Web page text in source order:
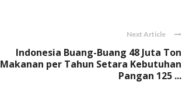
Next Article
Indonesia Buang-Buang 48 Juta Ton
Makanan per Tahun Setara Kebutuhan
Pangan 125 ...